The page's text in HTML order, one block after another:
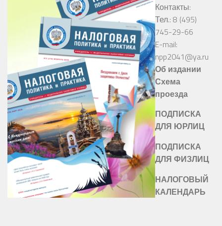
Контакты:
Тел.: 8 (495)
745-29-66
E-mail:
npp2041@ya.ru
Об издании
Схема
проезда
ПОДПИСКА
ДЛЯ ЮРЛИЦ
ПОДПИСКА
ДЛЯ ФИЗЛИЦ
НАЛОГОВЫЙ
КАЛЕНДАРЬ